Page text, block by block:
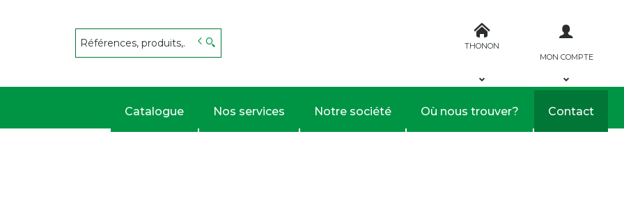
THONON
MON COMPTE
Catalogue Nos services Notre société Où nous trouver? Contact